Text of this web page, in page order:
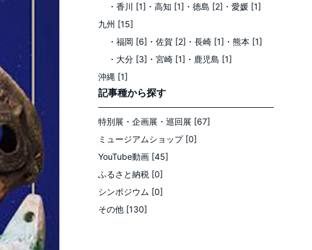
・香川 [1] ・高知 [1] ・徳島 [2] ・愛媛 [1]
九州 [15]
・福岡 [6] ・佐賀 [2] ・長崎 [1] ・熊本 [1]
・大分 [3] ・宮崎 [1] ・鹿児島 [1]
沖縄 [1]
記事種から探す
特別展・企画展・巡回展 [67]
ミュージアムショップ [0]
YouTube動画 [45]
ふるさと納税 [0]
シンポジウム [0]
その他 [130]